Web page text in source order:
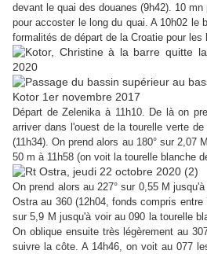
devant le quai des douanes (9h42). 10
pour accoster le long du quai. A 10h02 le
formalités de départ de la Croatie pour les
Départ de Zelenika à 11h10. De là on
arriver dans l'ouest de la tourelle verte
(11h34). On prend alors au 180° sur 2,07
50 m à 11h58 (on voit la tourelle blanche
On prend alors au 227° sur 0,55 M
Ostra au 360 (12h04, fonds compris
sur 5,9 M jusqu'à voir au 090 la tourelle
On oblique ensuite très légèrement au
suivre la côte. A 14h46, on voit au 077